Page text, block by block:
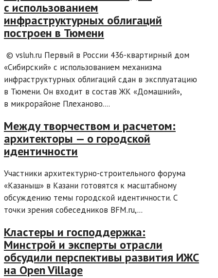
с использованием
инфраструктурных облигаций
построен в Тюмени
© vsluh.ru Первый в России 436-квартирный дом
«Сибирский» с использованием механизма
инфраструктурных облигаций сдан в эксплуатацию
в Тюмени. Он входит в состав ЖК «Домашний»,
в микрорайоне Плеханово....
Между творчеством и расчетом:
архитекторы — о городской
идентичности
Участники архитектурно-строительного форума
«Казаныш» в Казани готовятся к масштабному
обсуждению темы городской идентичности. С
точки зрения собеседников BFM.ru,...
Кластеры и господдержка:
Минстрой и эксперты отрасли
обсудили перспективы развития ИЖС
на Open Village